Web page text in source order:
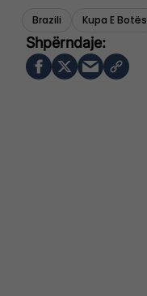
Brazili Kupa E Botës